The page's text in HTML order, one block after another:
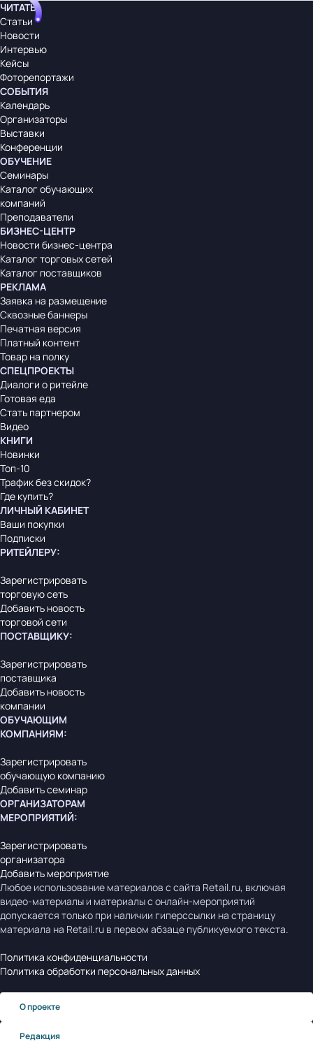
ЧИТАТЬ
Статьи
Новости
Интервью
Кейсы
Фоторепортажи
СОБЫТИЯ
Календарь
Организаторы
Выставки
Конференции
ОБУЧЕНИЕ
Семинары
Каталог обучающих
компаний
Преподаватели
БИЗНЕС-ЦЕНТР
Новости бизнес-центра
Каталог торговых сетей
Каталог поставщиков
РЕКЛАМА
Заявка на размещение
Сквозные баннеры
Печатная версия
Платный контент
Товар на полку
СПЕЦПРОЕКТЫ
Диалоги о ритейле
Готовая еда
Стать партнером
Видео
КНИГИ
Новинки
Топ-10
Трафик без скидок?
Где купить?
ЛИЧНЫЙ КАБИНЕТ
Ваши покупки
Подписки
РИТЕЙЛЕРУ:
Зарегистрировать
торговую сеть
Добавить новость
торговой сети
ПОСТАВЩИКУ:
Зарегистрировать
поставщика
Добавить новость
компании
ОБУЧАЮЩИМ
КОМПАНИЯМ:
Зарегистрировать
обучающую компанию
Добавить семинар
ОРГАНИЗАТОРАМ
МЕРОПРИЯТИЙ:
Зарегистрировать
организатора
Добавить мероприятие
Любое использование материалов с сайта Retail.ru, включая
видео-материалы и материалы с онлайн-мероприятий
допускается только при наличии гиперссылки на страницу
материала на Retail.ru в первом абзаце публикуемого текста.
Политика конфиденциальности
Политика обработки персональных данных
О проекте
Редакция